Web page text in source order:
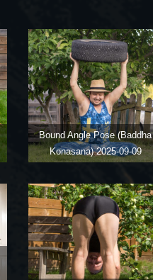
Bound Angle Pose (Baddha
Konasana)2025-09-09